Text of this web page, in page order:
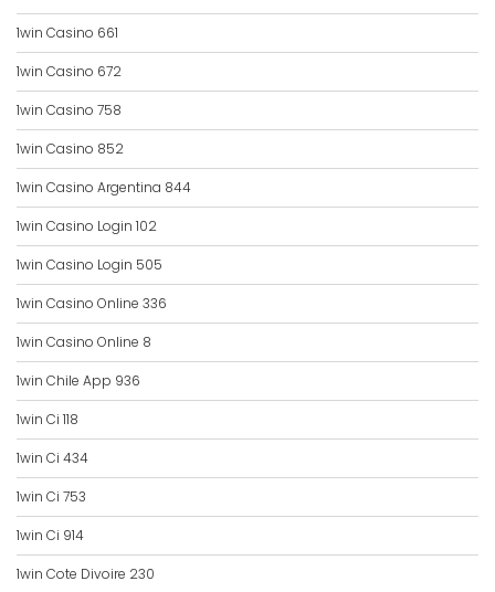
1win Casino 661
1win Casino 672
1win Casino 758
1win Casino 852
1win Casino Argentina 844
1win Casino Login 102
1win Casino Login 505
1win Casino Online 336
1win Casino Online 8
1win Chile App 936
1win Ci 118
1win Ci 434
1win Ci 753
1win Ci 914
1win Cote Divoire 230